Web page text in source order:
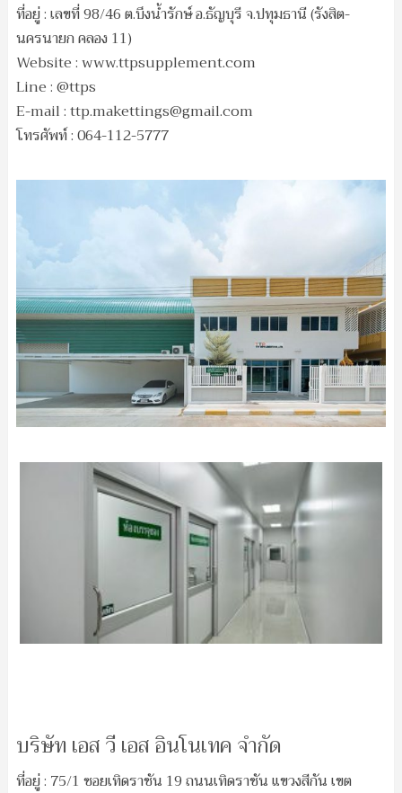
ที่อยู่ : เลขที่ 98/46 ต.บึงน้ำรักษ์ อ.ธัญบุรี จ.ปทุมธานี (รังสิต-
นครนายก คลอง 11)
Website : www.ttpsupplement.com
Line : @ttps
E-mail :ttp.makettings@gmail.com
โทรศัพท์ : 064-112-5777
บริษัท เอส วี เอส อินโนเทค จำกัด
ที่อยู่ : 75/1 ซอยเทิดราชัน 19 ถนนเทิดราชัน แขวงสีกัน เขต